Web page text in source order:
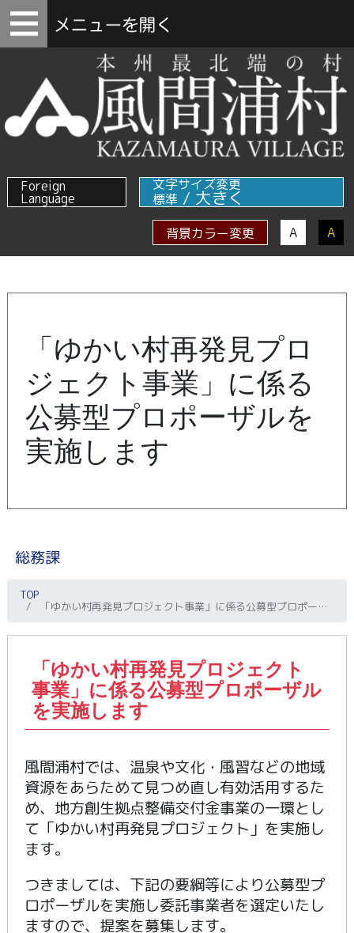
Foreign
Language
文字サイズ変更
標準 / 大きく
背景カラー変更 A A
「ゆかい村再発見プロ
ジェクト事業」に係る
公募型プロポーザルを
実施します
総務課
TOP
「ゆかい村再発見プロジェクト事業」に係る公募型プロポーザルを実施します
「ゆかい村再発見プロジェクト
事業」に係る公募型プロポーザル
を実施します
風間浦村では、温泉や文化・風習などの地域
資源をあらためて見つめ直し有効活用するた
め、地方創生拠点整備交付金事業の一環とし
て「ゆかい村再発見プロジェクト」を実施し
ます。
つきましては、下記の要綱等により公募型プ
ロポーザルを実施し委託事業者を選定いたし
ますので、提案を募集します。